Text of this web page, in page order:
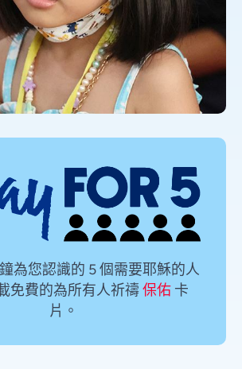
為您認識的 5 個需要耶穌的人
免費的為所有人祈禱保佑 卡
片。